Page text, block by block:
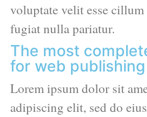
voluptate velit esse
fugiat nulla pariatur.
The most
for web publishing
Lorem ipsum dolor sit
adipiscing elit, sed do